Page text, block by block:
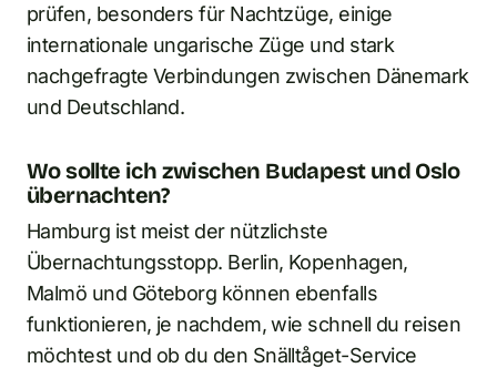
prüfen, besonders für Nachtzüge, einige
internationale ungarische Züge und stark
nachgefragte Verbindungen zwischen Dänemark
und Deutschland.
Wo sollte ich zwischen Budapest und Oslo
übernachten?
Hamburg ist meist der nützlichste
Übernachtungsstopp. Berlin, Kopenhagen,
Malmö und Göteborg können ebenfalls
funktionieren, je nachdem, wie schnell du reisen
möchtest und ob du den Snälltåget-Service